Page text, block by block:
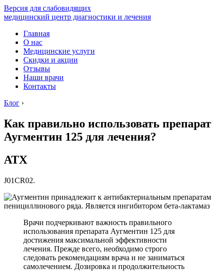
Версия для слабовидящих
медицинский центр диагностики и лечения
Главная
О нас
Медицинские услуги
Скидки и акции
Отзывы
Наши врачи
Контакты
Блог ›
Как правильно использовать препарат
Аугментин 125 для лечения?
АТХ
J01CR02.
Врачи подчеркивают важность правильного
использования препарата Аугментин 125 для
достижения максимальной эффективности
лечения. Прежде всего, необходимо строго
следовать рекомендациям врача и не заниматься
самолечением. Дозировка и продолжительность